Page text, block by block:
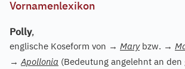
Vornamenlexikon
Polly,
englische Koseform von → Marybzw. →
→Apollonia (Bedeutung angelehnt an